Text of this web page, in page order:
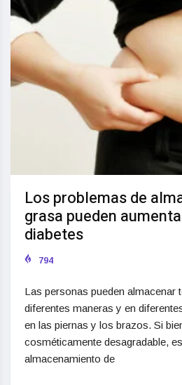
Los problemas de
grasa pueden
diabetes
794
Las personas pueden almacenar
diferentes maneras y en
en las piernas y los brazos. Si
cosméticamente desagradable,
almacenamiento de